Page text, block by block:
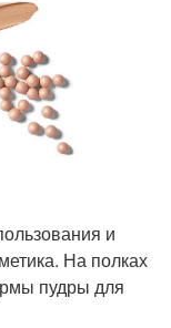
и
На полках
пудры для